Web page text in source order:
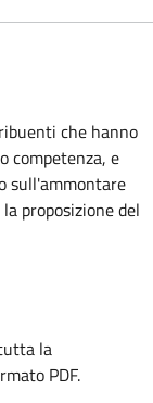
che hanno
competenza, e
sull'ammontare
proposizione del
la
PDF.